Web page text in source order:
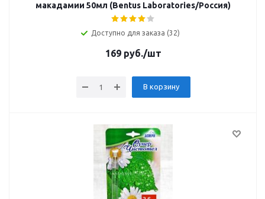
макадамии 50мл (Bentus Laboratories/Россия)
Доступно для заказа (32)
169руб./шт
В корзину